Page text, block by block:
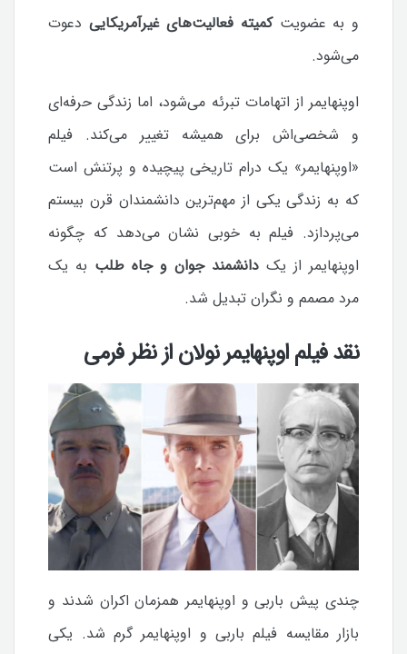
و به عضویت کمیته فعالیت‌های غیرآمریکایی دعوت
می‌شود.
اوپنهایمر از اتهامات تبرئه می‌شود، اما زندگی حرفه‌ای
و شخصی‌اش برای همیشه تغییر می‌کند. فیلم
«اوپنهایمر» یک درام تاریخی پیچیده و پرتنش است
که به زندگی یکی از مهم‌ترین دانشمندان قرن بیستم
می‌پردازد. فیلم به خوبی نشان می‌دهد که چگونه
اوپنهایمر از یکدانشمند جوان و جاه طلب به یک
مرد مصمم و نگران تبدیل شد.
نقد فیلم اوپنهایمر نولان از نظر فرمی
چندی پیش باربی و اوپنهایمر همزمان اکران شدند و
بازار مقایسه فیلم باربی و اوپنهایمر گرم شد. یکی